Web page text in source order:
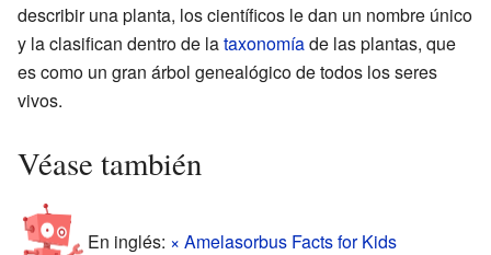
describir una planta, los científicos le dan un nombre único
y la clasifican dentro de lataxonomíade las plantas, que
es como un gran árbol genealógico de todos los seres
vivos.
Véase también
En inglés: × Amelasorbus Facts for Kids